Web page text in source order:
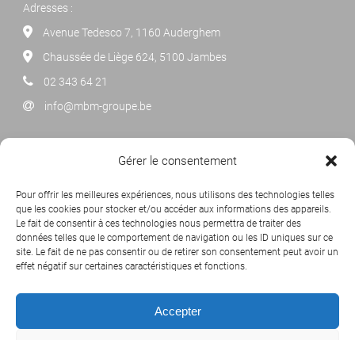
Gérer le consentement
Pour offrir les meilleures expériences, nous utilisons des technologies telles
que les cookies pour stocker et/ou accéder aux informations des appareils.
Le fait de consentir à ces technologies nous permettra de traiter des
données telles que le comportement de navigation ou les ID uniques sur ce
site. Le fait de ne pas consentir ou de retirer son consentement peut avoir un
effet négatif sur certaines caractéristiques et fonctions.
Accepter
Adresses :
Avenue Tedesco 7, 1160 Auderghem
Chaussée de Liège 624, 5100 Jambes
02 343 64 21
info@mbm-groupe.be
mensuelle.